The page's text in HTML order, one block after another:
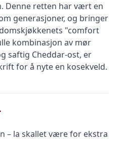
Denne retten har vært en
generasjoner, og bringer
"comfort
kombinasjon av mør
saftig Cheddar-ost, er
for å nyte en kosekveld.
– la skallet være for ekstra